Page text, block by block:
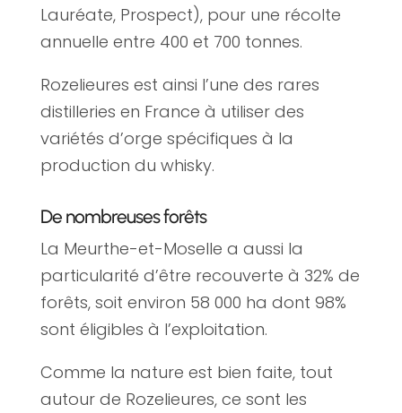
Lauréate, Prospect), pour une récolte
annuelle entre 400 et 700 tonnes.
Rozelieures est ainsi l’une des rares
distilleries en France à utiliser des
variétés d’orge spécifiques à la
production du whisky.
De nombreuses forêts
La Meurthe-et-Moselle a aussi la
particularité d’être recouverte à 32% de
forêts, soit environ 58 000 ha dont 98%
sont éligibles à l’exploitation.
Comme la nature est bien faite, tout
autour de Rozelieures, ce sont les